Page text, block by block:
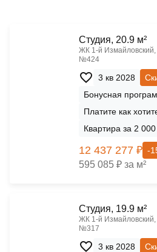
Cтудия, 20.9 м²
ЖК 1‑й Измайловский,
№424
3 кв 2028
Бонусная
Платите как
Квартира за 2
12 437 277 ₽ -
595 085 ₽ за м²
Cтудия, 19.9 м²
ЖК 1‑й Измайловский,
№317
3 кв 2028